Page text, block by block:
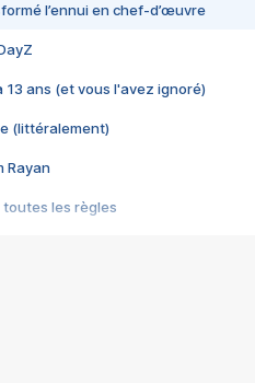
l’ennui en chef-d’œuvre
13 ans (et vous l'avez ignoré)
(littéralement)
Rayan
toutes les règles